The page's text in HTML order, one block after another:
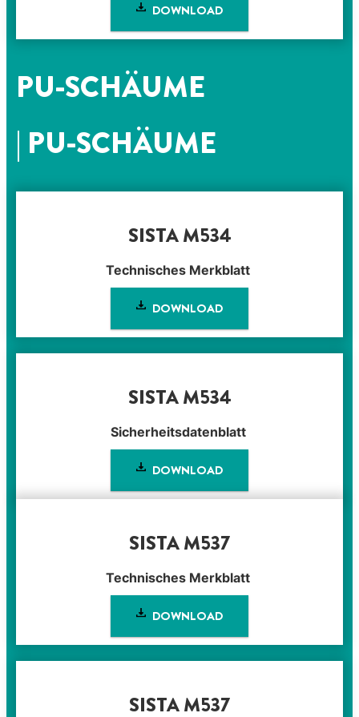
DOWNLOAD
PU-SCHÄUME
| PU-SCHÄUME
SISTA M534
Technisches Merkblatt
DOWNLOAD
SISTA M534
Sicherheitsdatenblatt
DOWNLOAD
SISTA M537
Technisches Merkblatt
DOWNLOAD
SISTA M537